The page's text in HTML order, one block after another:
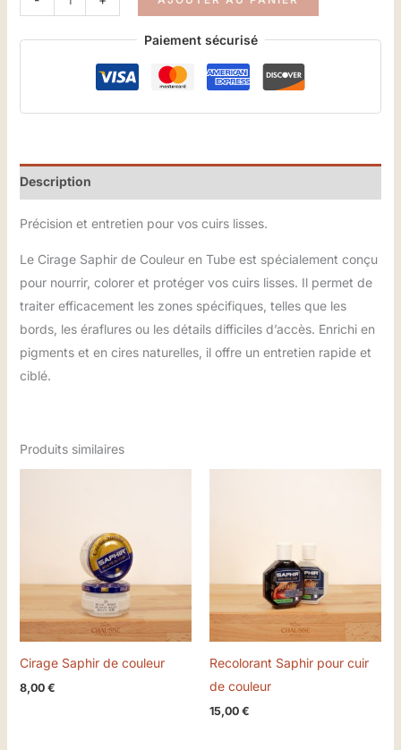
Paiement sécurisé
Description
Précision et entretien pour vos cuirs lisses.
Le Cirage Saphir de Couleur en Tube est spécialement conçu
pour nourrir, colorer et protéger vos cuirs lisses. Il permet de
traiter efficacement les zones spécifiques, telles que les
bords, les éraflures ou les détails difficiles d’accès. Enrichi en
pigments et en cires naturelles, il offre un entretien rapide et
ciblé.
Produits similaires
Cirage Saphir de couleur
8,00 €
Recolorant Saphir pour cuir
de couleur
15,00 €